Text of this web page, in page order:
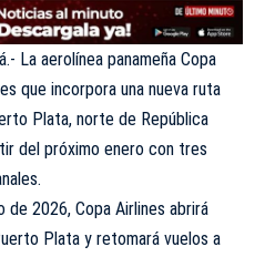
La aerolínea panameña Copa
que incorpora una nueva ruta
Plata, norte de República
del próximo enero con tres
de 2026, Copa Airlines abrirá
Plata y retomará vuelos a